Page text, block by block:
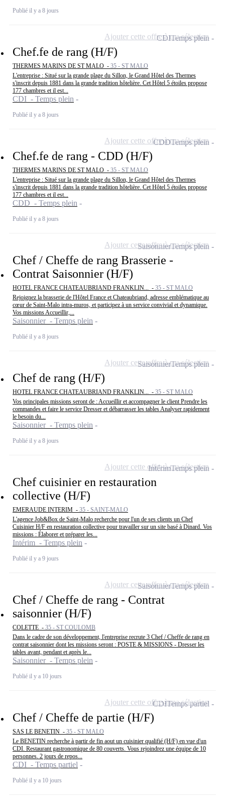
Publié il y a 8 jours
Chef.fe de rang (H/F)
THERMES MARINS DE ST MALO - 35 - ST MALO
L'entreprise : Situé sur la grande plage du Sillon, le Grand Hôtel des Thermes
s'inscrit depuis 1881 dans la grande tradition hôtelière. Cet Hôtel 5 étoiles propose
177 chambres et il est...
CDI - Temps plein
Publié il y a 8 jours
CDITemps plein
Ajouter cette offre à ma sélection
Chef.fe de rang - CDD (H/F)
THERMES MARINS DE ST MALO - 35 - ST MALO
L'entreprise : Situé sur la grande plage du Sillon, le Grand Hôtel des Thermes
s'inscrit depuis 1881 dans la grande tradition hôtelière. Cet Hôtel 5 étoiles propose
177 chambres et il est...
CDD - Temps plein
Publié il y a 8 jours
CDDTemps plein
Ajouter cette offre à ma sélection
Chef / Cheffe de rang Brasserie -
Contrat Saisonnier (H/F)
HOTEL FRANCE CHATEAUBRIAND FRANKLIN... - 35 - ST MALO
Rejoignez la brasserie de l'Hôtel France et Chateaubriand, adresse emblématique au
cœur de Saint-Malo intra-muros, et participez à un service convivial et dynamique.
Vos missions Accueillir,...
Saisonnier - Temps plein
Publié il y a 8 jours
SaisonnierTemps plein
Ajouter cette offre à ma sélection
Chef de rang (H/F)
HOTEL FRANCE CHATEAUBRIAND FRANKLIN... - 35 - ST MALO
Vos principales missions seront de : Accueillir et accompagner le client Prendre les
commandes et faire le service Dresser et débarrasser les tables Analyser rapidement
le besoin du...
Saisonnier - Temps plein
Publié il y a 8 jours
SaisonnierTemps plein
Ajouter cette offre à ma sélection
Chef cuisinier en restauration
collective (H/F)
EMERAUDE INTERIM - 35 - SAINT-MALO
L'agence Job&Box de Saint-Malo recherche pour l'un de ses clients un Chef
Cuisinier H/F en restauration collective pour travailler sur un site basé à Dinard. Vos
missions : Élaborer et préparer les...
Intérim - Temps plein
Publié il y a 9 jours
IntérimTemps plein
Ajouter cette offre à ma sélection
Chef / Cheffe de rang - Contrat
saisonnier (H/F)
COLETTE - 35 - ST COULOMB
Dans le cadre de son développement, l'entreprise recrute 3 Chef / Cheffe de rang en
contrat saisonnier dont les missions seront : POSTE & MISSIONS - Dresser les
tables avant, pendant et après le...
Saisonnier - Temps plein
Publié il y a 10 jours
SaisonnierTemps plein
Ajouter cette offre à ma sélection
Chef / Cheffe de partie (H/F)
SAS LE BENETIN - 35 - ST MALO
Le BENETIN recherche à partir de fin aout un cuisinier qualifié (H/F) en vue d'un
CDI. Restaurant gastronomique de 80 couverts. Vous rejoindrez une équipe de 10
personnes. 2 jours de repos...
CDI - Temps partiel
Publié il y a 10 jours
CDITemps partiel
Ajouter cette offre à ma sélection